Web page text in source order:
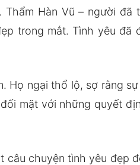
Hàn Vũ – người
trong mắt. Tình yêu
Họ ngại thổ lộ, sợ rằng
mặt với những quyết
chuyện tình yêu đẹp